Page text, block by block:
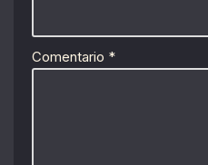
Comentario *